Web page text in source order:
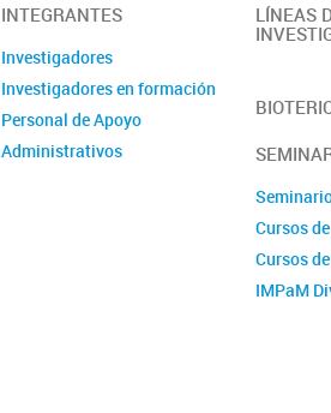
INTEGRANTES
Investigadores
Investigadores en formación
Personal de Apoyo
Administrativos
LÍNEAS
Cursos
Cursos
IMPaM